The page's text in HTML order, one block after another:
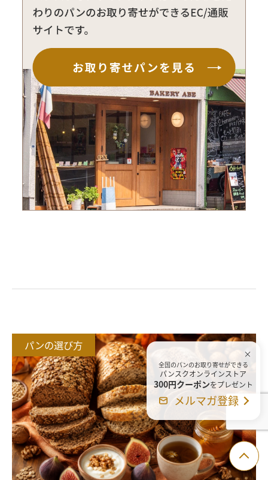
パンの選び方
全国のパンのお取り寄せができる
パンスクオンラインストア
300円クーポンをプレゼント
メルマガ登録